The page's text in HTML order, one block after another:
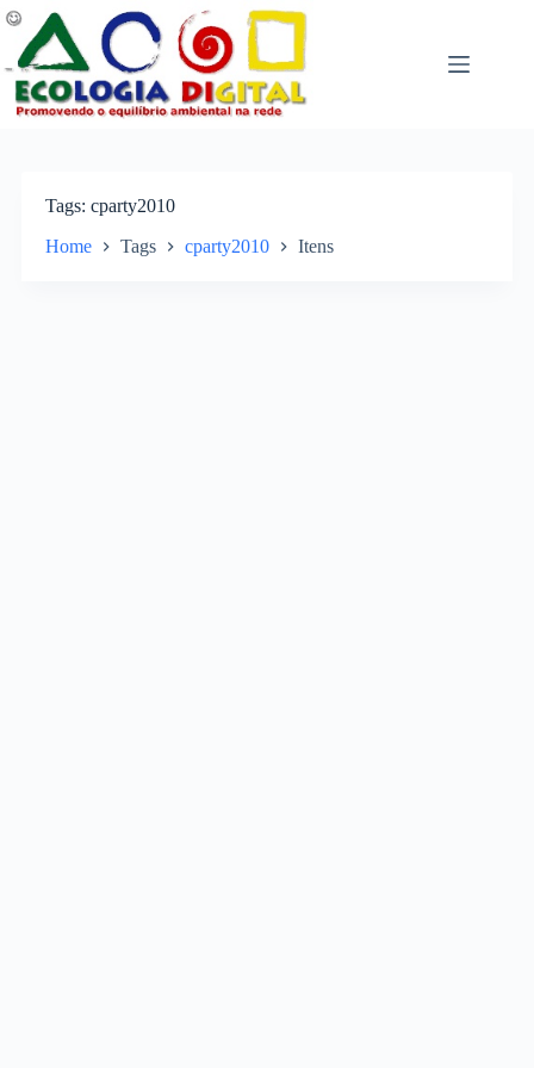
Pular
para
conteúdo
Tags cparty2010
Home Tags cparty2010 Itens